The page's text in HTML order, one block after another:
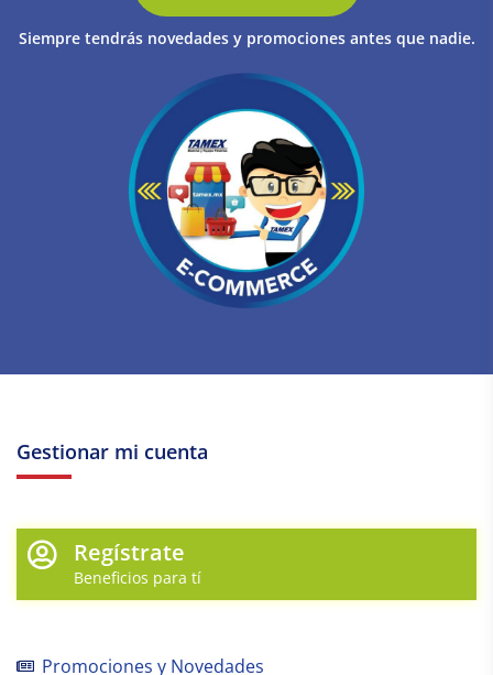
Siempre tendrás novedades y promociones antes que nadie.
Gestionar mi cuenta
Regístrate
Beneficios para tí
Promociones y Novedades